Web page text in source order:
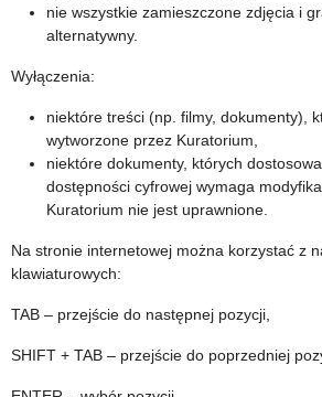
l
a
c
j
a
nie wszystkie zamieszczone zdjęcia i
alternatywny.
Wyłączenia:
niektóre treści (np. filmy, dokumenty),
wytworzone przez Kuratorium,
niektóre dokumenty, których
dostępności cyfrowej wymaga
Kuratorium nie jest uprawnione.
Na stronie internetowej można korzystać z
klawiaturowych:
TAB – przejście do następnej pozycji,
SHIFT + TAB – przejście do poprzedniej